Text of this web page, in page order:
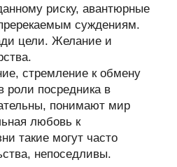
риску, авантюрные
суждениям.
цели. Желание и
стремление к обмену
посредника в
понимают мир
любовь к
такие могут часто
непоседливы.